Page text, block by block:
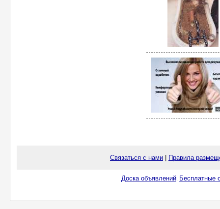
Связаться с нами Правила
Доска объявлений. Бесплатные